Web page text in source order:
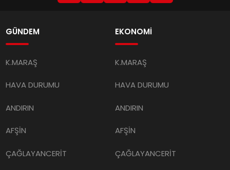
GÜNDEM
K.MARAŞ
HAVA DURUMU
ANDIRIN
AFŞİN
ÇAĞLAYANCERİT
EKONOMİ
K.MARAŞ
HAVA DURUMU
ANDIRIN
AFŞİN
ÇAĞLAYANCERİT